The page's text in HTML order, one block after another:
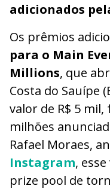
adicionados
Os prêmios
para o Main
Millions, que
Costa do Sauípe
valor de R$ 5
milhões
Rafael Moraes,
Instagram,
prize pool de